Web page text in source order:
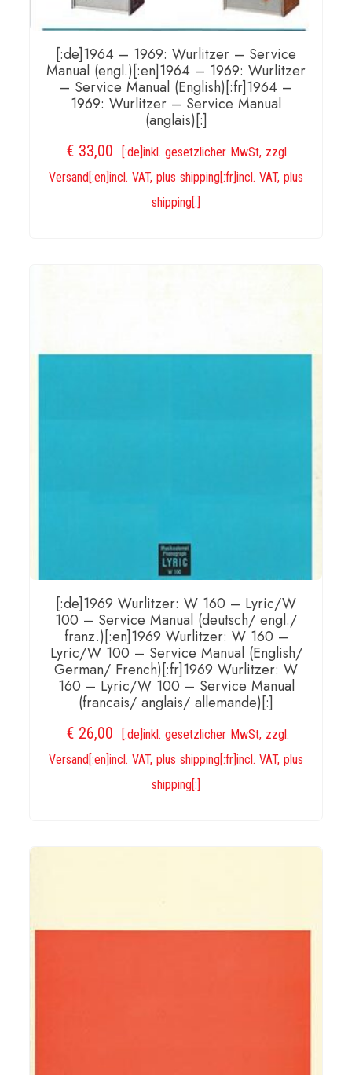
[:de]1964 – 1969: Wurlitzer – Service
Manual (engl.)[:en]1964 – 1969: Wurlitzer
– Service Manual (English)[:fr]1964 –
1969: Wurlitzer – Service Manual
(anglais)[:]
€ 33,00
[:de]inkl. gesetzlicher MwSt, zzgl.
Versand[:en]incl. VAT, plus shipping[:fr]incl. VAT, plus
shipping[:]
[:de]1969 Wurlitzer: W 160 – Lyric/W
100 – Service Manual (deutsch/ engl./
franz.)[:en]1969 Wurlitzer: W 160 –
Lyric/W 100 – Service Manual (English/
German/ French)[:fr]1969 Wurlitzer: W
160 – Lyric/W 100 – Service Manual
(francais/ anglais/ allemande)[:]
€ 26,00
[:de]inkl. gesetzlicher MwSt, zzgl.
Versand[:en]incl. VAT, plus shipping[:fr]incl. VAT, plus
shipping[:]
IN DEN WARENKORB